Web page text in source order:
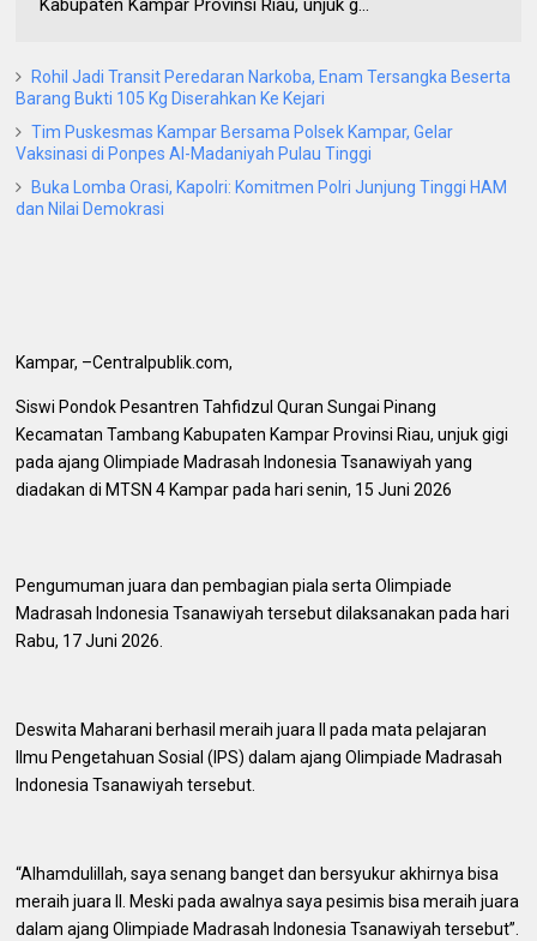
Kabupaten Kampar Provinsi Riau, unjuk g...
Rohil Jadi Transit Peredaran Narkoba, Enam Tersangka Beserta
Barang Bukti 105 Kg Diserahkan Ke Kejari
Tim Puskesmas Kampar Bersama Polsek Kampar, Gelar
Vaksinasi di Ponpes Al-Madaniyah Pulau Tinggi
Buka Lomba Orasi, Kapolri: Komitmen Polri Junjung Tinggi HAM
dan Nilai Demokrasi
Kampar, –Centralpublik.com,
Siswi Pondok Pesantren Tahfidzul Quran Sungai Pinang
Kecamatan Tambang Kabupaten Kampar Provinsi Riau, unjuk gigi
pada ajang Olimpiade Madrasah Indonesia Tsanawiyah yang
diadakan di MTSN 4 Kampar pada hari senin, 15 Juni 2026
Pengumuman juara dan pembagian piala serta Olimpiade
Madrasah Indonesia Tsanawiyah tersebut dilaksanakan pada hari
Rabu, 17 Juni 2026.
Deswita Maharani berhasil meraih juara II pada mata pelajaran
Ilmu Pengetahuan Sosial (IPS) dalam ajang Olimpiade Madrasah
Indonesia Tsanawiyah tersebut.
“Alhamdulillah, saya senang banget dan bersyukur akhirnya bisa
meraih juara II. Meski pada awalnya saya pesimis bisa meraih juara
dalam ajang Olimpiade Madrasah Indonesia Tsanawiyah tersebut”.